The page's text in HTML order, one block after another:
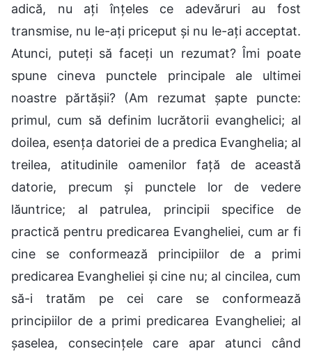
adică, nu ați înțeles ce adevăruri au fost
transmise, nu le-ați priceput și nu le-ați acceptat.
Atunci, puteți să faceți un rezumat? Îmi poate
spune cineva punctele principale ale ultimei
noastre părtășii? (Am rezumat șapte puncte:
primul, cum să definim lucrătorii evanghelici; al
doilea, esența datoriei de a predica Evanghelia; al
treilea, atitudinile oamenilor față de această
datorie, precum și punctele lor de vedere
lăuntrice; al patrulea, principii specifice de
practică pentru predicarea Evangheliei, cum ar fi
cine se conformează principiilor de a primi
predicarea Evangheliei și cine nu; al cincilea, cum
să-i tratăm pe cei care se conformează
principiilor de a primi predicarea Evangheliei; al
șaselea, consecințele care apar atunci când